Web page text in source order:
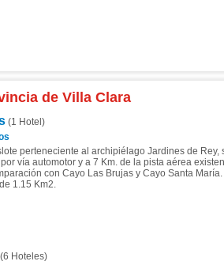
de Villa Clara
(1 Hotel)
perteneciente al archipiélago Jardines de Rey,
vía automotor y a 7 Km. de la pista aérea
con Cayo Las Brujas y Cayo Santa
1.15 Km2.
(6 Hoteles)